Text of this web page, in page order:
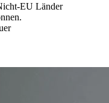
EU Länder